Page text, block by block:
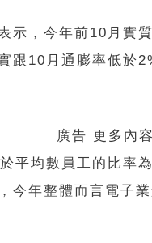
示，今年前10月實
跟10月通膨率低於
廣告 更多內
平均數員工的比率
今年整體而言電子